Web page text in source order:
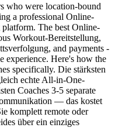
who were location-bound
a professional Online-
The best Online-
Workout-Bereitstellung,
and payments -
experience. Here's how the
specifically. Die stärksten
echte All-in-One-
Coaches 3-5 separate
— das kostet
komplett remote oder
über ein einziges